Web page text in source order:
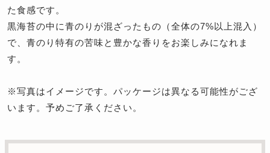
た食感です。
黒海苔の中に青のりが混ざったもの（全体の7%以上混入）
で、青のり特有の苦味と豊かな香りをお楽しみになれま
す。
※写真はイメージです。パッケージは異なる可能性がござ
います。予めご了承ください。